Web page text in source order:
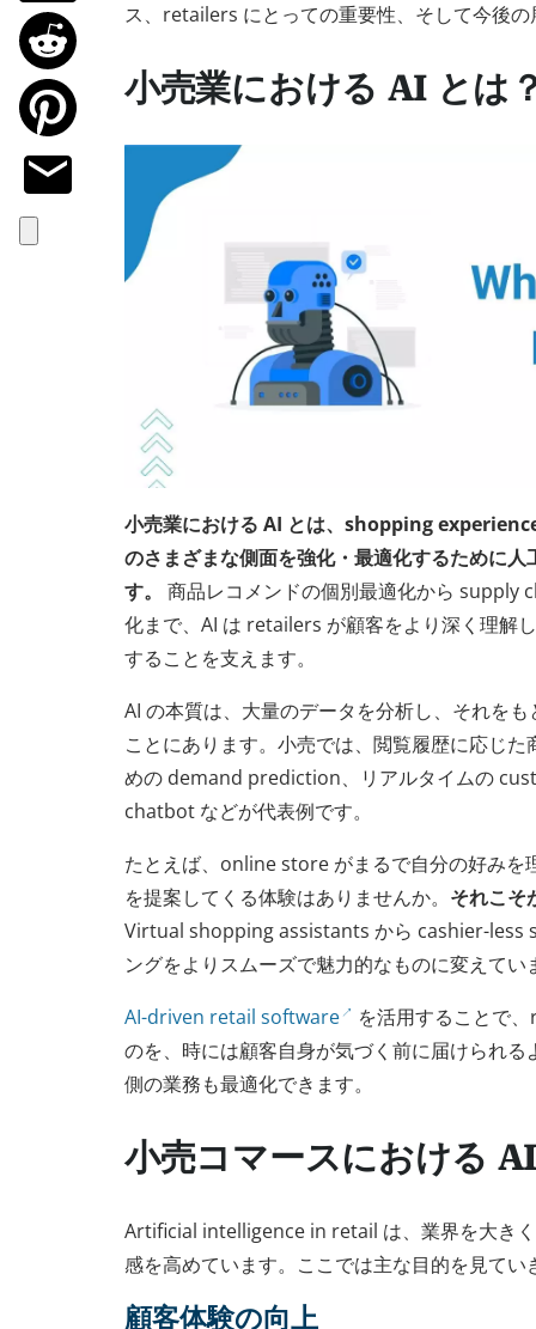
ス、retailers にとっての重要性、そして今後
小売業における AI とは
小売業における AI とは、shopping
のさまざまな側面を強化・最適化するために
す。
商品レコメンドの個別最適化から supply
化まで、AI は retailers が顧客をより深く理解
することを支えます。
AI の本質は、大量のデータを分析し、それを
ことにあります。小売では、閲覧履歴に応じ
めの demand prediction、リアルタイムの
chatbot などが代表例です。
たとえば、online store がまるで自分の好みを
を提案してくる体験はありませんか。 それこそ
Virtual shopping assistants から cashier-less
ングをよりスムーズで魅力的なものに変えてい
AI-driven retail software
を活用することで
のを、時には顧客自身が気づく前に届けられ
側の業務も最適化できます。
小売コマースにおける
Artificial intelligence in retail は、業界を大き
感を高めています。ここでは主な目的を見てい
顧客体験の向上